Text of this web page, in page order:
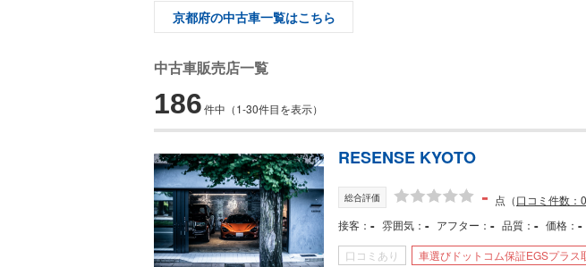
京都府の中古車一覧はこちら
中古車販売店一覧
186件中 （1-30件目を表示）
RESENSE KYOTO
総合評価 - 点 （口コミ件数：
接客
- 雰囲気 - アフター - 品質 - 価格 -
口コミあり 車選びドットコム保証EGSプラス